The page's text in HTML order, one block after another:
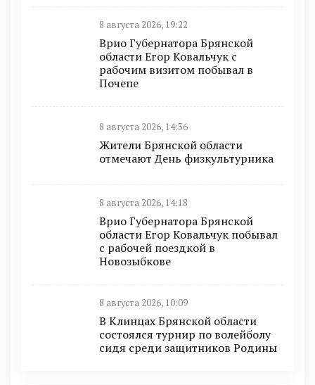
8 августа 2026, 19:22
Врио Губернатора Брянской
области Егор Ковальчук с
рабочим визитом побывал в
Почепе
8 августа 2026, 14:36
Жители Брянской области
отмечают День физкультурника
8 августа 2026, 14:18
Врио Губернатора Брянской
области Егор Ковальчук побывал
с рабочей поездкой в
Новозыбкове
8 августа 2026, 10:09
В Клинцах Брянской области
состоялся турнир по волейболу
сидя среди защитников Родины